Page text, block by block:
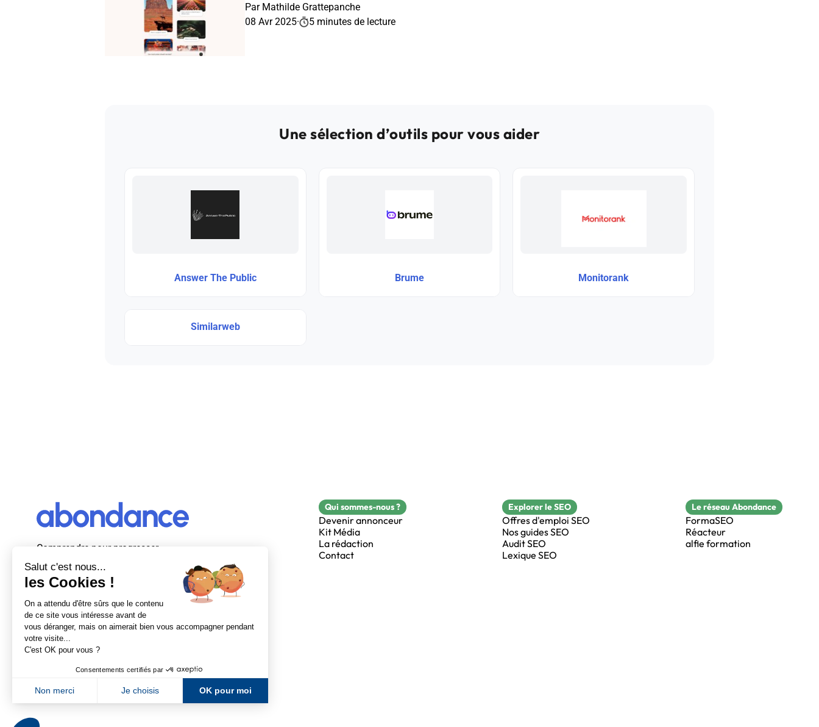
Par Mathilde Grattepanche
08 Avr 2025· 5 minutes de lecture
Une sélection d’outils pour vous aider
Answer The Public Brume Monitorank
Similarweb
Comprendre pour progresser
Abondance, le premier média d’actualité
autour du SEO et des moteurs de recherche
en France.
Qui sommes-nous ?
Devenir annonceur
Kit Média
La rédaction
Contact
Explorer le SEO
Offres d'emploi SEO
Nos guides SEO
Audit SEO
Lexique SEO
Le réseau Abondance
FormaSEO
Réacteur
alfie formation